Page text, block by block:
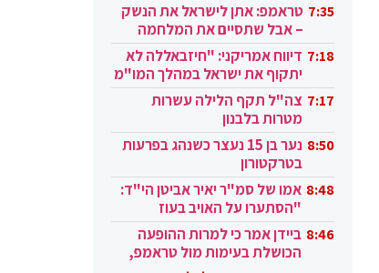
7:35 טראמפ: אתן לישראל את הנשק
– אבל שתסיים את המלחמה
בעזה 7:18 דיווח אמריקני: "חיזבאללה לא
יתקוף את ישראל במהלך המו"מ
בקטאר" 7:17 צה"ל תקף הלילה עשרות
מטרות בלבנון
8:50
נער בן 15 נעצר כשנהג בפרעות
בטרקטורון
8:48 אמו של סמ"ר יאיר אביטן הי"ד:
"הסתערו על האויב בעוז
ובגבורה" 8:46 ביידן אמר כי למרות ההופעה
הכושלת בעימות מול טראמפ,